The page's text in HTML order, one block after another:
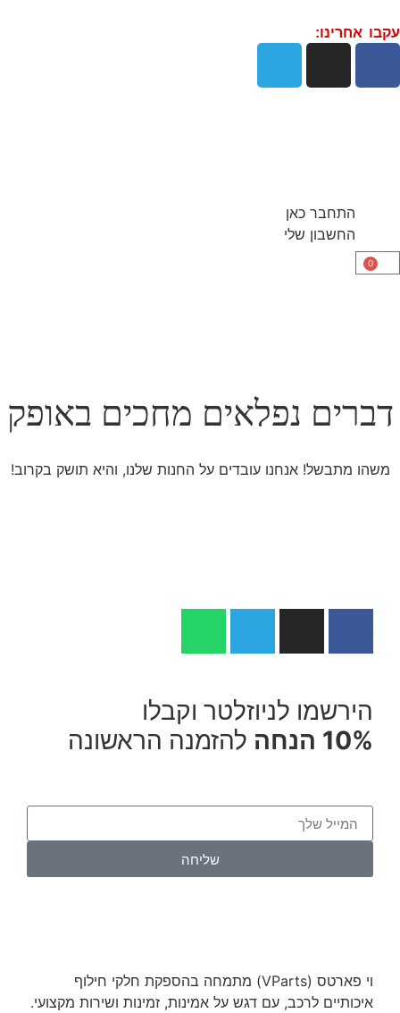
עקבו אחרינו:
התחבר כאן
החשבון שלי
0
דברים נפלאים מחכים באופק
משהו מתבשל! אנחנו עובדים על החנות שלנו, והיא תושק בקרוב!
הירשמו לניוזלטר וקבלו
10% הנחה
להזמנה הראשונה
שליחה
וי פארטס (VParts) מתמחה בהספקת חלקי חילוף
איכותיים לרכב, עם דגש על אמינות, זמינות ושירות מקצועי.